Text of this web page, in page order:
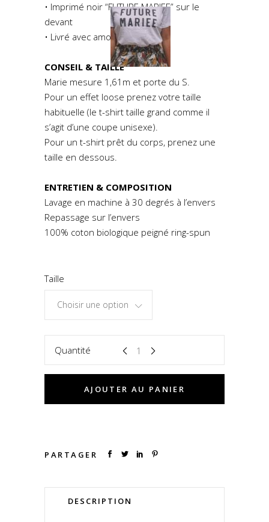
• Imprimé noir “FUTURE MARIEE” sur le
devant
• Livré avec amour
CONSEIL & TAILLE
Marie mesure 1,61m et porte du S.
Pour un effet loose prenez votre taille
habituelle (le t-shirt taille grand comme il
s’agit d’une coupe unisexe).
Pour un t-shirt prêt du corps, prenez une
taille en dessous.
ENTRETIEN & COMPOSITION
Lavage en machine à 30 degrés à l’envers
Repassage sur l’envers
100% coton biologique peigné ring-spun
Taille
Choisir une option
Quantité
AJOUTER AU PANIER
PARTAGER
DESCRIPTION